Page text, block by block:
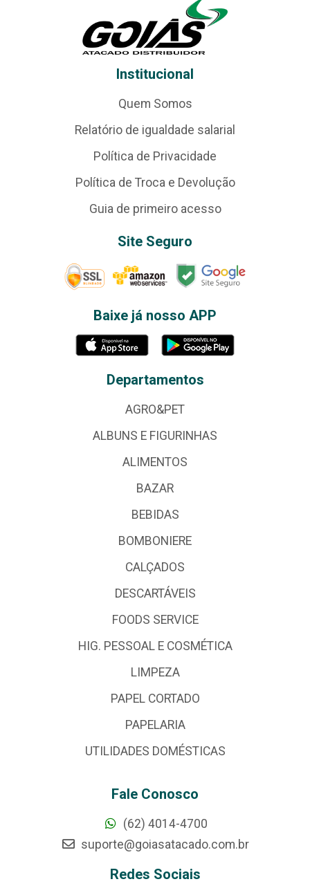
Institucional
Quem Somos
Relatório de igualdade salarial
Política de Privacidade
Política de Troca e Devolução
Guia de primeiro acesso
Site Seguro
Baixe já nosso APP
Departamentos
AGRO&PET
ALBUNS E FIGURINHAS
ALIMENTOS
BAZAR
BEBIDAS
BOMBONIERE
CALÇADOS
DESCARTÁVEIS
FOODS SERVICE
HIG. PESSOAL E COSMÉTICA
LIMPEZA
PAPEL CORTADO
PAPELARIA
UTILIDADES DOMÉSTICAS
Fale Conosco
(62) 4014-4700
suporte@goiasatacado.com.br
Redes Sociais